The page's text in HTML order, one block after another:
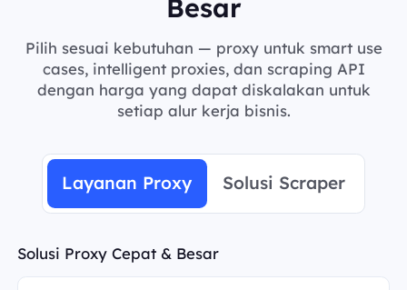
Besar
Pilih sesuai kebutuhan — proxy untuk smart use
cases, intelligent proxies, dan scraping API
dengan harga yang dapat diskalakan untuk
setiap alur kerja bisnis.
Layanan Proxy Solusi Scraper
Solusi Proxy Cepat & Besar